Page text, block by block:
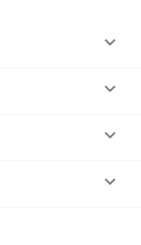



